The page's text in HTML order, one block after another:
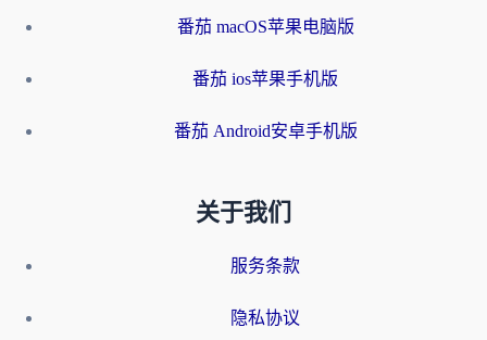
番茄 macOS苹果电脑版
番茄 ios苹果手机版
番茄 Android安卓手机版
关于我们
服务条款
隐私协议